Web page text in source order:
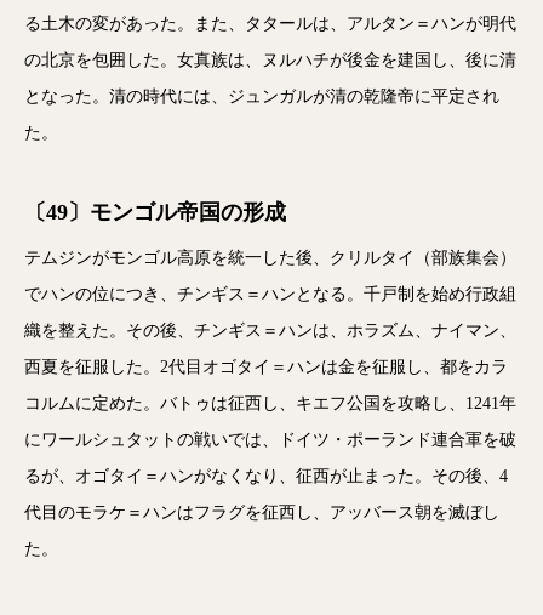
る土木の変があった。また、タタールは、アルタン＝ハンが明代
の北京を包囲した。女真族は、ヌルハチが後金を建国し、後に清
となった。清の時代には、ジュンガルが清の乾隆帝に平定され
た。
〔49〕モンゴル帝国の形成
テムジンがモンゴル高原を統一した後、クリルタイ（部族集会）
でハンの位につき、チンギス＝ハンとなる。千戸制を始め行政組
織を整えた。その後、チンギス＝ハンは、ホラズム、ナイマン、
西夏を征服した。2代目オゴタイ＝ハンは金を征服し、都をカラ
コルムに定めた。バトゥは征西し、キエフ公国を攻略し、1241年
にワールシュタットの戦いでは、ドイツ・ポーランド連合軍を破
るが、オゴタイ＝ハンがなくなり、征西が止まった。その後、4
代目のモラケ＝ハンはフラグを征西し、アッバース朝を滅ぼし
た。